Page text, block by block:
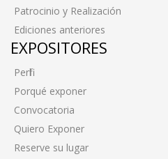
Patrocinio y Realización
Ediciones anteriores
EXPOSITORES
Perfil
Porqué exponer
Convocatoria
Quiero Exponer
Reserve su lugar